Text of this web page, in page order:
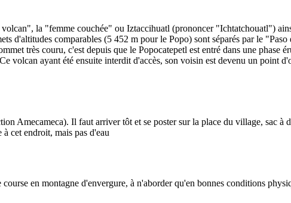
la "femme couchée" ou Iztaccihuatl (prononcer "Ichtatchouatl")
d'altitudes comparables (5 452 m pour le Popo) sont séparés par le
très couru, c'est depuis que le Popocatepetl est entré dans une phase
volcan ayant été ensuite interdit d'accès, son voisin est devenu un point
Amecameca). Il faut arriver tôt et se poster sur la place du village, sac à
cet endroit, mais pas d'eau
en montagne d'envergure, à n'aborder qu'en bonnes conditions